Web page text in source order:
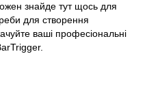
знайде тут щось для
для створення
ваші професіональні